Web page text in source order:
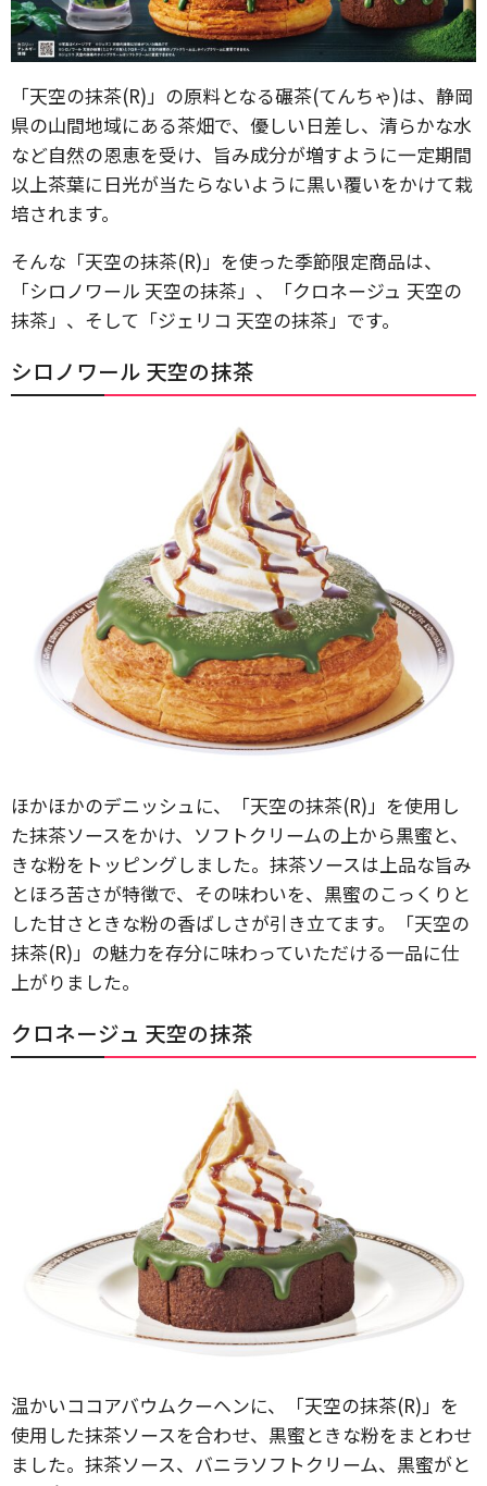
「天空の抹茶(R)」の原料となる碾茶(てんちゃ)は、静岡
県の山間地域にある茶畑で、優しい日差し、清らかな水
など自然の恩恵を受け、旨み成分が増すように一定期間
以上茶葉に日光が当たらないように黒い覆いをかけて栽
培されます。
そんな「天空の抹茶(R)」を使った季節限定商品は、
「シロノワール 天空の抹茶」、「クロネージュ 天空の
抹茶」、そして「ジェリコ 天空の抹茶」です。
シロノワール 天空の抹茶
ほかほかのデニッシュに、「天空の抹茶(R)」を使用し
た抹茶ソースをかけ、ソフトクリームの上から黒蜜と、
きな粉をトッピングしました。抹茶ソースは上品な旨み
とほろ苦さが特徴で、その味わいを、黒蜜のこっくりと
した甘さときな粉の香ばしさが引き立てます。「天空の
抹茶(R)」の魅力を存分に味わっていただける一品に仕
上がりました。
クロネージュ 天空の抹茶
温かいココアバウムクーヘンに、「天空の抹茶(R)」を
使用した抹茶ソースを合わせ、黒蜜ときな粉をまとわせ
ました。抹茶ソース、バニラソフトクリーム、黒蜜がと